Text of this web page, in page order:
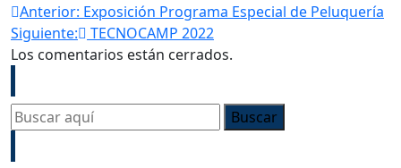
Navegación
de
Anterior: Exposición Programa Especial de Peluquería
Siguiente:
TECNOCAMP 2022
Los comentarios están cerrados.